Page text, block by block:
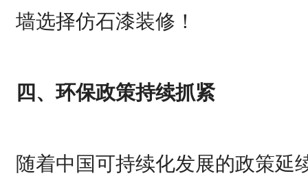
墙选择仿石漆装修！
四、环保政策持续抓紧
随着中国可持续化发展的政策延